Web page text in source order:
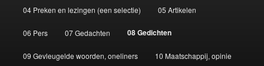
to
primary
04 Preken en lezingen (een selectie) 05 Artikelen
06 Pers 07 Gedachten 08 Gedichten
09 Gevleugelde woorden, oneliners 10 Maatschappij, opinie